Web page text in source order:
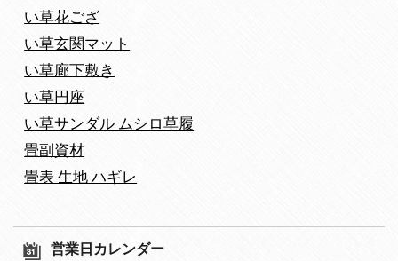
い草花ござ
い草玄関マット
い草廊下敷き
い草円座
い草サンダル ムシロ草履
畳副資材
畳表 生地 ハギレ
営業日カレンダー